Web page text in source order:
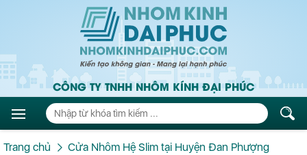
CÔNG TY TNHH NHÔM KÍNH ĐẠI PHÚC
Trang chủ Cửa Nhôm Hệ Slim tại Huyện Đan Phượng